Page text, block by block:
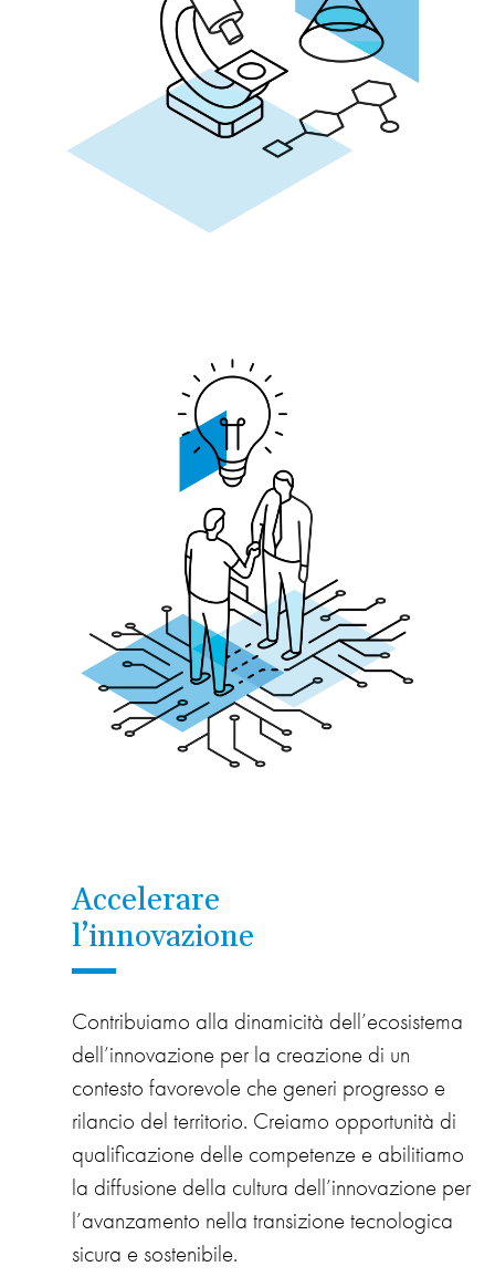
Accelerare
l’innovazione
Contribuiamo alla dinamicità dell’ecosistema
dell’innovazione per la creazione di un
contesto favorevole che generi progresso e
rilancio del territorio. Creiamo opportunità di
qualificazione delle competenze e abilitiamo
la diffusione della cultura dell’innovazione per
l’avanzamento nella transizione tecnologica
sicura e sostenibile.